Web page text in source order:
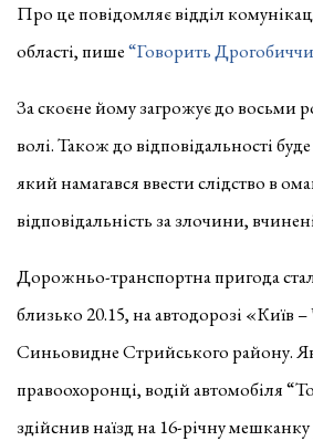
Про це повідомляє відділ
області, пише“Говорить
За скоєне йому загрожує до восьми
волі. Також до відповідальності
який намагався ввести слідство в
відповідальність за злочини,
Дорожньо-транспортна пригода
близько 20.15, на автодорозі «Київ
Синьовидне Стрийського району.
правоохоронці, водій автомобіля
здійснив наїзд на 16-річну мешканку